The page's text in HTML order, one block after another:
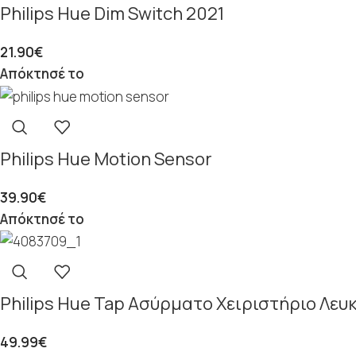
Philips Hue Dim Switch 2021
21.90€
Απόκτησέ το
Philips Hue Motion Sensor
39.90€
Απόκτησέ το
Philips Hue Tap Ασύρματο Χειριστήριο
49.99€